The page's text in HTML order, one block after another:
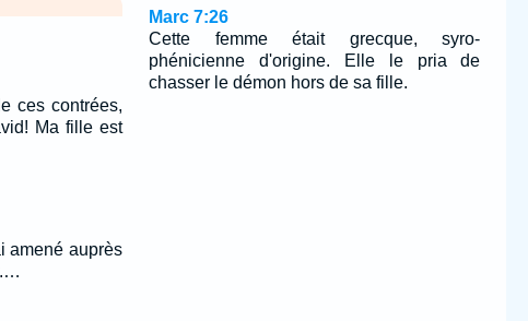
ces contrées,
Ma fille est
amené auprès
Marc 7:26
Cette femme était grecque, syro-
phénicienne d'origine. Elle le pria de
chasser le démon hors de sa fille.